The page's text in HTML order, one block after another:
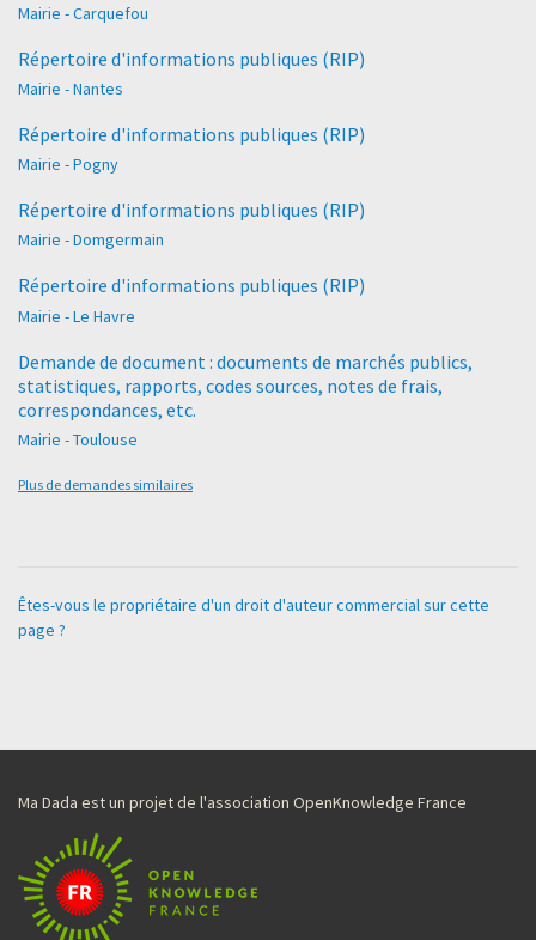
Mairie - Carquefou
Répertoire d'informations publiques (RIP)
Mairie - Nantes
Répertoire d'informations publiques (RIP)
Mairie - Pogny
Répertoire d'informations publiques (RIP)
Mairie - Domgermain
Répertoire d'informations publiques (RIP)
Mairie - Le Havre
Demande de document : documents de marchés publics,
statistiques, rapports, codes sources, notes de frais,
correspondances, etc.
Mairie - Toulouse
Plus de demandes similaires
Êtes-vous le propriétaire d'un droit d'auteur commercial sur cette
page ?
Ma Dada est un projet de l'association OpenKnowledge France